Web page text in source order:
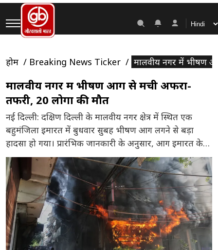
होम Breaking News Ticker मालवीय नगर में भीषण
मालवीय नगर में भीषण आग से मची अफरा-
तफरी, 20 लोगों की मौत
नई दिल्ली: दक्षिण दिल्ली के मालवीय नगर क्षेत्र में स्थित एक
बहुमंजिला इमारत में बुधवार सुबह भीषण आग लगने से बड़ा
हादसा हो गया। प्रारंभिक जानकारी के अनुसार, आग इमारत के
निचले हिस्से में संचालित एक रेस्टोरेंट से शुरू हुई और देखते ही
देखते पूरे भवन में फैल गई। हादसे में 20 लोगों की मौत […]